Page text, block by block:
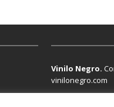
Vinilo Negro.
vinilonegro.com